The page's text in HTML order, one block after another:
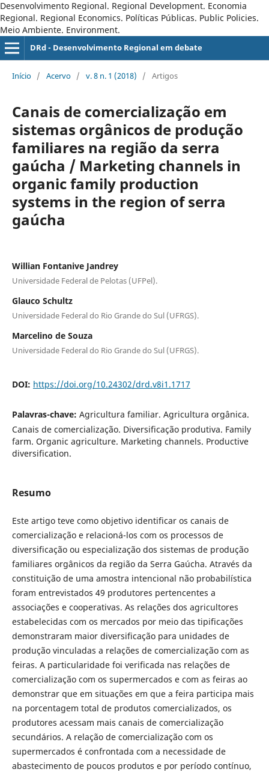
Desenvolvimento Regional. Regional Development. Economia
Regional. Regional Economics. Políticas Públicas. Public Policies.
Meio Ambiente. Environment.
DRd - Desenvolvimento Regional em debate
Início / Acervo / v. 8 n. 1 (2018) / Artigos
Canais de comercialização em
sistemas orgânicos de produção
familiares na região da serra
gaúcha / Marketing channels in
organic family production
systems in the region of serra
gaúcha
Willian Fontanive Jandrey
Universidade Federal de Pelotas (UFPel).
Glauco Schultz
Universidade Federal do Rio Grande do Sul (UFRGS).
Marcelino de Souza
Universidade Federal do Rio Grande do Sul (UFRGS).
DOI: https://doi.org/10.24302/drd.v8i1.1717
Palavras-chave: Agricultura familiar. Agricultura orgânica.
Canais de comercialização. Diversificação produtiva. Family
farm. Organic agriculture. Marketing channels. Productive
diversification.
Resumo
Este artigo teve como objetivo identificar os canais de
comercialização e relacioná-los com os processos de
diversificação ou especialização dos sistemas de produção
familiares orgânicos da região da Serra Gaúcha. Através da
constituição de uma amostra intencional não probabilística
foram entrevistados 49 produtores pertencentes a
associações e cooperativas. As relações dos agricultores
estabelecidas com os mercados por meio das tipificações
demonstraram maior diversificação para unidades de
produção vinculadas a relações de comercialização com as
feiras. A particularidade foi verificada nas relações de
comercialização com os supermercados e com as feiras ao
demonstrar que em situações em que a feira participa mais
na porcentagem total de produtos comercializados, os
produtores acessam mais canais de comercialização
secundários. A relação de comercialização com os
supermercados é confrontada com a necessidade de
abastecimento de poucos produtos e por período contínuo,